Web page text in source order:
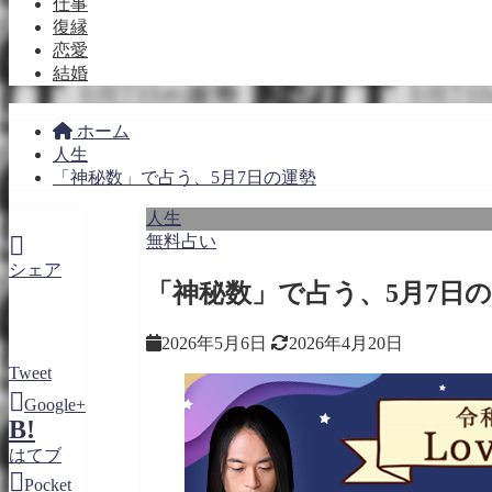
復縁
恋愛
結婚
ホーム
人生
「神秘数」で占う、5月7日の運勢
シェア
Tweet
Google+
B!
はてブ
Pocket
人生
無料占い
「神秘数」で占う、5月7日
2026年5月6日 2026年4月20日